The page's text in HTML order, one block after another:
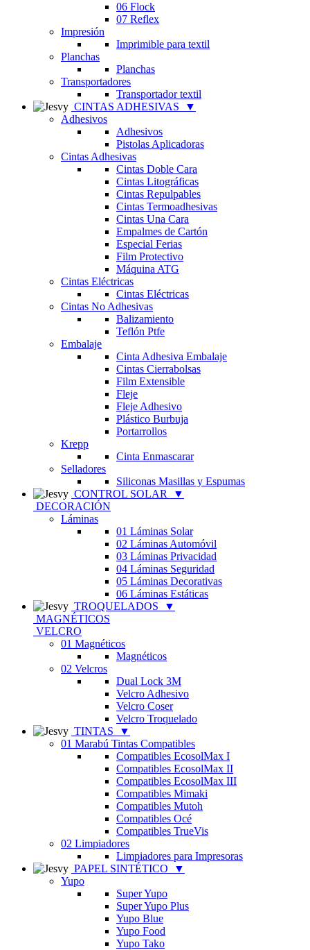
06 Flock
07 Reflex
Impresión
Imprimible para textil
Planchas
Planchas
Transportadores
Transportador textil
CINTAS ADHESIVAS
▼
Adhesivos
Adhesivos
Pistolas Aplicadoras
Cintas Adhesivas
Cintas Doble Cara
Cintas Litográficas
Cintas Repulpables
Cintas Termoadhesivas
Cintas Una Cara
Empalmes de Cartón
Especial Ferias
Film Protectivo
Máquina ATG
Cintas Eléctricas
Cintas Eléctricas
Cintas No Adhesivas
Balizamiento
Teflón Ptfe
Embalaje
Cinta Adhesiva Embalaje
Cintas Cierrabolsas
Film Extensible
Fleje
Fleje Adhesivo
Plástico Burbuja
Portarrollos
Krepp
Cinta Enmascarar
Selladores
Siliconas Masillas y Espumas
CONTROL SOLAR
▼
DECORACIÓN
Láminas
01 Láminas Solar
02 Láminas Automóvil
03 Láminas Privacidad
04 Láminas Seguridad
05 Láminas Decorativas
06 Láminas Estáticas
TROQUELADOS
▼
MAGNÉTICOS
VELCRO
01 Magnéticos
Magnéticos
02 Velcros
Dual Lock 3M
Velcro Adhesivo
Velcro Coser
Velcro Troquelado
TINTAS
▼
01 Marabú Tintas Compatibles
Compatibles EcosolMax I
Compatibles EcosolMax II
Compatibles EcosolMax III
Compatibles Mimaki
Compatibles Mutoh
Compatibles Océ
Compatibles TrueVis
02 Limpiadores
Limpiadores para Impresoras
PAPEL SINTÉTICO
▼
Yupo
Super Yupo
Super Yupo Plus
Yupo Blue
Yupo Food
Yupo Tako